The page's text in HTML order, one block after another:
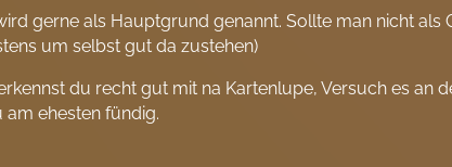
gerne als Hauptgrund genannt. Sollte man nicht als
um selbst gut da zustehen)
du recht gut mit na Kartenlupe, Versuch es an
am ehesten fündig.